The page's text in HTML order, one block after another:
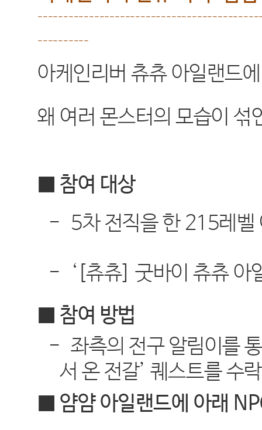
----------
아케인리버 츄츄 아일랜드
왜 여러 몬스터의 모습이 섞
■ 참여 대상
- 5차 전직을 한 215레벨
- ‘[츄츄]굿바이 츄츄 아
■ 참여 방법
- 좌측의 전구 알림이를
서 온 전갈’ 퀘스트를 수
■ 얌얌 아일랜드에 아래